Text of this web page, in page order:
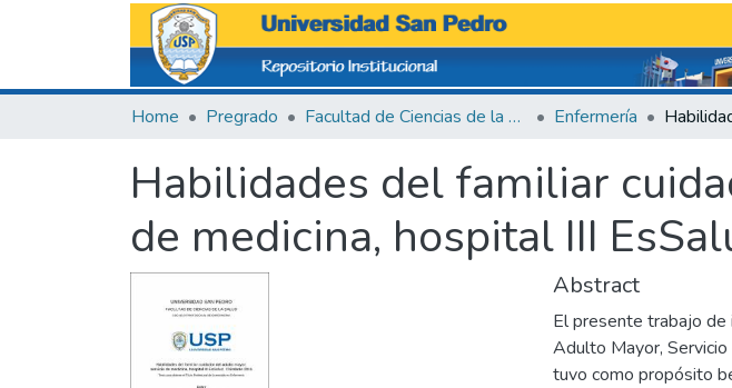
Home Pregrado Facultad de Ciencias de la Salud Enfermería
Habilidades del familiar
de medicina, hospital III
Abstract
El presente trabajo de
Adulto Mayor,
tuvo como propósito